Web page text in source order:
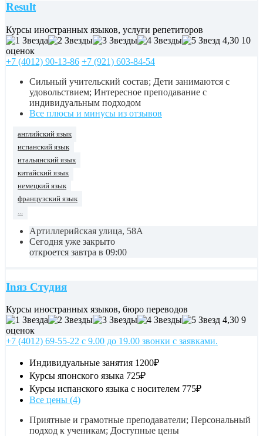
Result
Курсы иностранных языков, услуги репетиторов
4,30 10
оценок
+7 (4012) 90-13-86 +7 (921) 603-84-54
Сильный учительский состав; Дети занимаются с
удовольствием; Интересное преподавание с
индивидуальным подходом
Все плюсы и минусы из отзывов
английский язык
испанский язык
итальянский язык
китайский язык
немецкий язык
французский язык
...
Артиллерийская улица, 58А
Сегодня уже закрыто
откроется завтра в 09:00
Inяз Студия
Курсы иностранных языков, бюро переводов
4,30 9
оценок
+7 (4012) 69-55-22 с 9.00 до 19.00 звонки с заявками.
Индивидуальные занятия 1200₽
Курсы японского языка 725₽
Курсы испанского языка с носителем 775₽
Все цены (4)
Приятные и грамотные преподаватели; Персональный
подход к ученикам; Доступные цены